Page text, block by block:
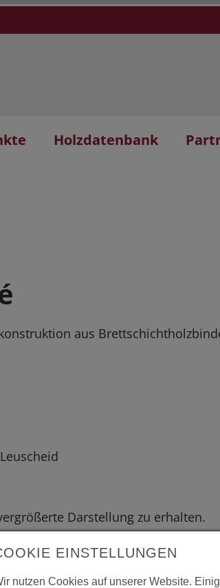
Holzdatenbank
aus
Darstellung zu erhalten.
EINSTELLUNGEN
nutzen Cookies auf unserer Website.